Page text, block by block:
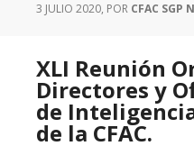
3 JULIO 2020, POR CFAC SGP
XLI Reunión
Directores y
de
de la CFAC.